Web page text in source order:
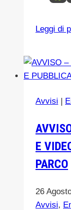
Leggi di
Avvisi |
E
PARCO
26
Avvisi,